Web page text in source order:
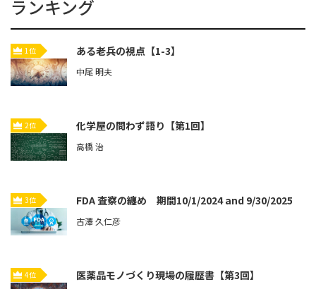
ランキング
1位 ある老兵の視点【1-3】
中尾 明夫
2位 化学屋の問わず語り【第1回】
高橋 治
3位 FDA 査察の纏め 期間10/1/2024 and 9/30/2025
古澤 久仁彦
4位 医薬品モノづくり現場の履歴書【第3回】